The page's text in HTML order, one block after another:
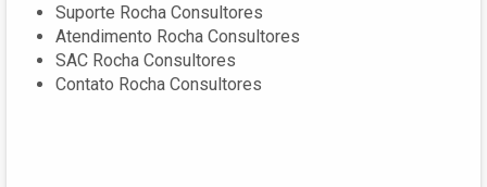
Suporte Rocha Consultores
Atendimento Rocha Consultores
SAC Rocha Consultores
Contato Rocha Consultores